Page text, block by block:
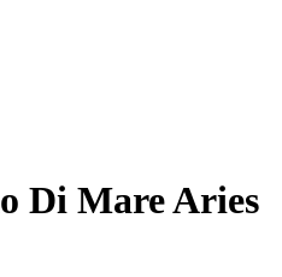
Di Mare Aries